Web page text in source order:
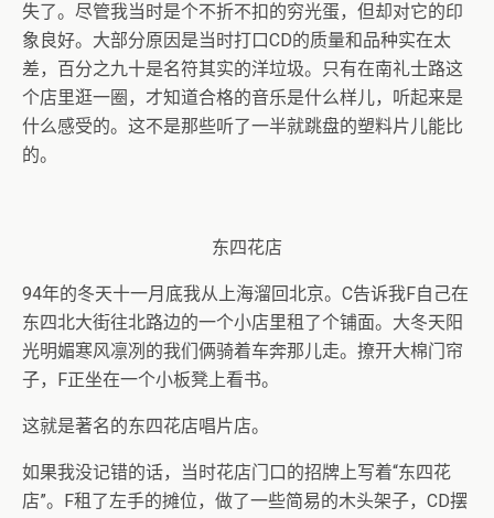
失了。尽管我当时是个不折不扣的穷光蛋，但却对它的印
象良好。大部分原因是当时打口CD的质量和品种实在太
差，百分之九十是名符其实的洋垃圾。只有在南礼士路这
个店里逛一圈，才知道合格的音乐是什么样儿，听起来是
什么感受的。这不是那些听了一半就跳盘的塑料片儿能比
的。
东四花店
94年的冬天十一月底我从上海溜回北京。C告诉我F自己在
东四北大街往北路边的一个小店里租了个铺面。大冬天阳
光明媚寒风凛冽的我们俩骑着车奔那儿走。撩开大棉门帘
子，F正坐在一个小板凳上看书。
这就是著名的东四花店唱片店。
如果我没记错的话，当时花店门口的招牌上写着“东四花
店”。F租了左手的摊位，做了一些简易的木头架子，CD摆